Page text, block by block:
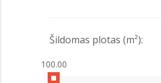
Šildomas plotas (m²):
100.00